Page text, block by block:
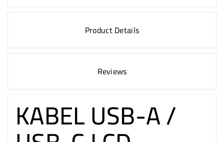
Product Details
Reviews
KABEL USB-A /